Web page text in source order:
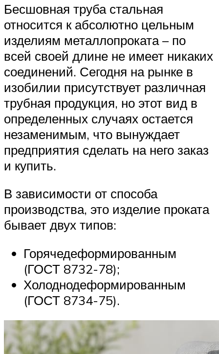
Бесшовная труба стальная
относится к абсолютно цельным
изделиям металлопроката – по
всей своей длине не имеет никаких
соединений. Сегодня на рынке в
изобилии присутствует различная
трубная продукция, но этот вид в
определенных случаях остается
незаменимым, что вынуждает
предприятия сделать на него заказ
и купить.
В зависимости от способа
производства, это изделие проката
бывает двух типов:
Горячедеформированным
(ГОСТ 8732-78);
Холоднодеформированным
(ГОСТ 8734-75).